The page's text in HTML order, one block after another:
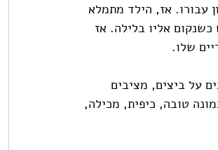
עבורו. אז, הילד מתמלא
אליו בלילה. אז
שלו.
על ביצים, מציבים
טובה, כיפית, מכילה,